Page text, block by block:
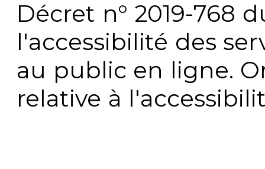
Décret n° 2019-768
l'accessibilité des
au public en ligne.
relative à